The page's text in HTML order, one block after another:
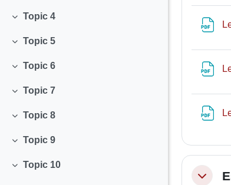
Minimizza
Topic 4
Minimizza
Topic 5
Minimizza
Topic 6
Minimizza
Topic 7
Minimizza
Topic 8
Minimizza
Topic 9
Minimizza
Topic 10